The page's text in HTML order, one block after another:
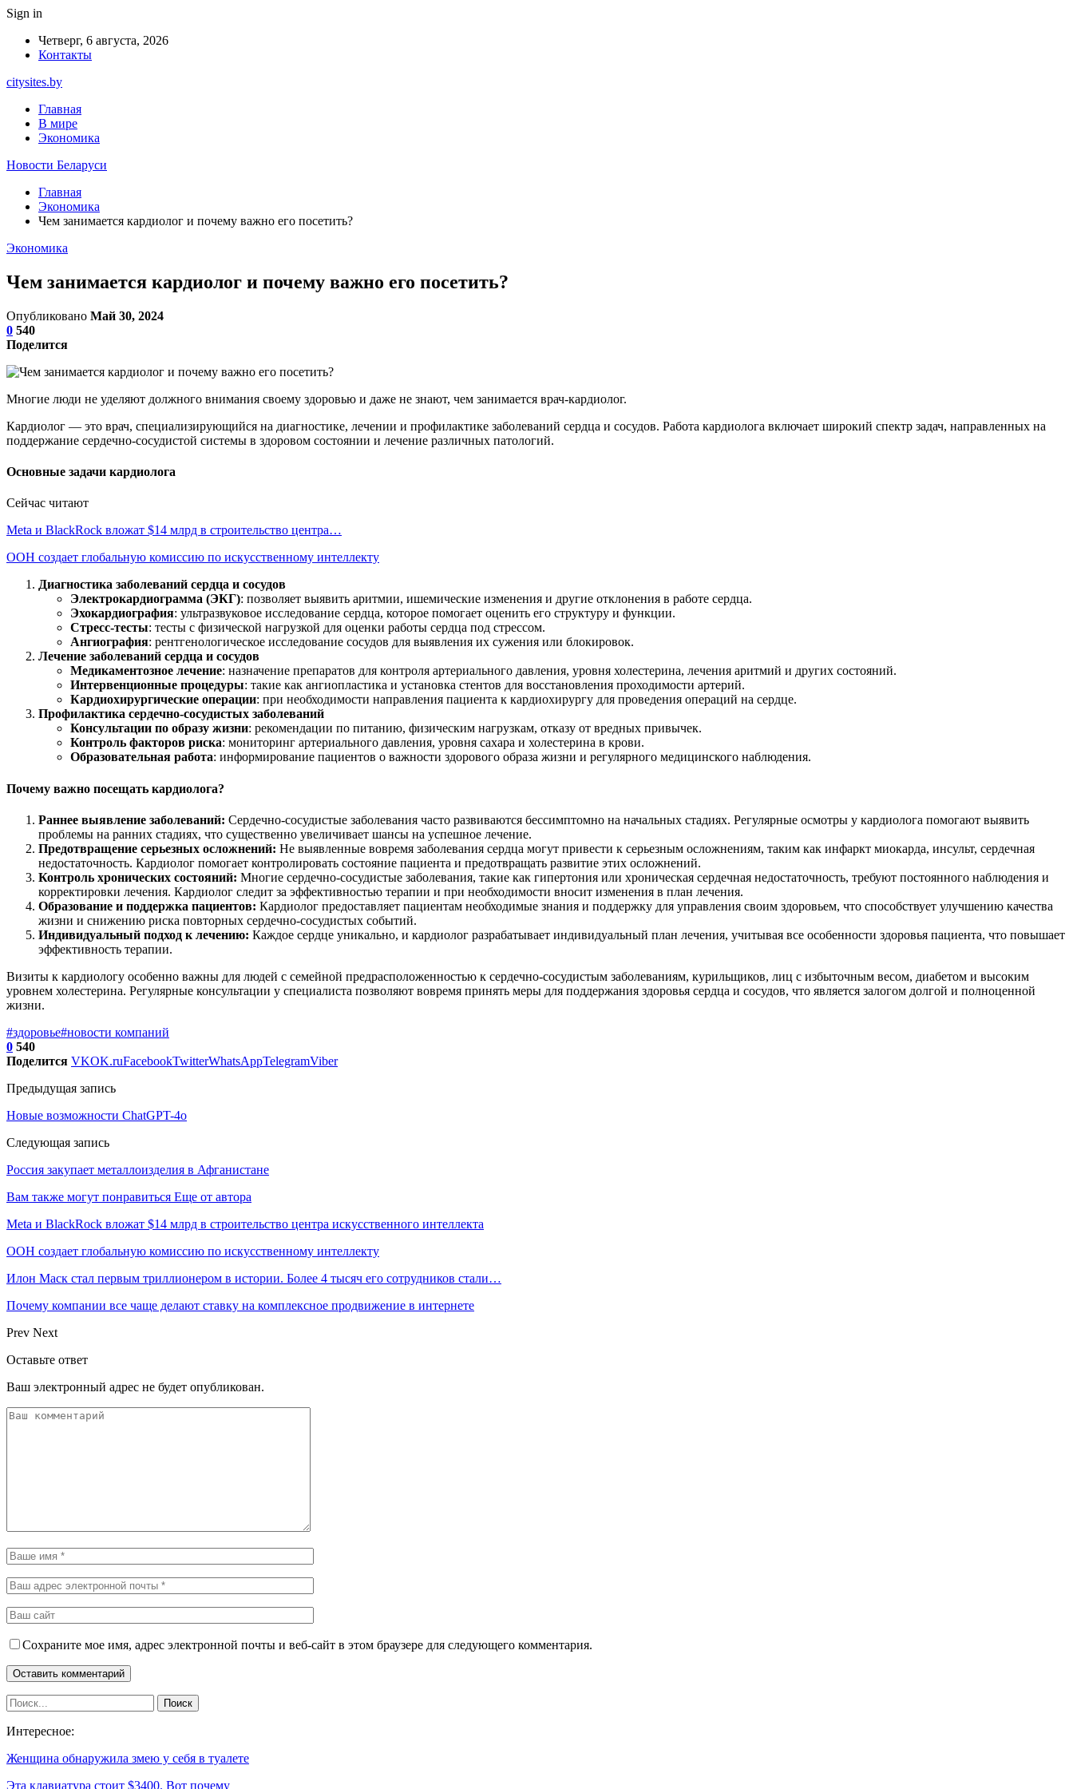
Sign in
Четверг, 6 августа, 2026
Контакты
citysites.by
Главная
В мире
Экономика
Новости Беларуси
Главная
Экономика
Чем занимается кардиолог и почему важно его посетить?
Экономика
Чем занимается кардиолог и почему важно его посетить?
Опубликовано Май 30, 2024
0 540
Поделится
Многие люди не уделяют должного внимания своему здоровью и даже не знают, чем занимается врач-кардиолог.
Кардиолог — это врач, специализирующийся на диагностике, лечении и профилактике заболеваний сердца и сосудов. Работа кардиолога включает широкий спектр задач, направленных на
поддержание сердечно-сосудистой системы в здоровом состоянии и лечение различных патологий.
Основные задачи кардиолога
Сейчас читают
Meta и BlackRock вложат $14 млрд в строительство центра…
ООН создает глобальную комиссию по искусственному интеллекту
Диагностика заболеваний сердца и сосудов
Электрокардиограмма (ЭКГ): позволяет выявить аритмии, ишемические изменения и другие отклонения в работе сердца.
Эхокардиография: ультразвуковое исследование сердца, которое помогает оценить его структуру и функции.
Стресс-тесты: тесты с физической нагрузкой для оценки работы сердца под стрессом.
Ангиография: рентгенологическое исследование сосудов для выявления их сужения или блокировок.
Лечение заболеваний сердца и сосудов
Медикаментозное лечение: назначение препаратов для контроля артериального давления, уровня холестерина, лечения аритмий и других состояний.
Интервенционные процедуры: такие как ангиопластика и установка стентов для восстановления проходимости артерий.
Кардиохирургические операции: при необходимости направления пациента к кардиохирургу для проведения операций на сердце.
Профилактика сердечно-сосудистых заболеваний
Консультации по образу жизни: рекомендации по питанию, физическим нагрузкам, отказу от вредных привычек.
Контроль факторов риска: мониторинг артериального давления, уровня сахара и холестерина в крови.
Образовательная работа: информирование пациентов о важности здорового образа жизни и регулярного медицинского наблюдения.
Почему важно посещать кардиолога?
Раннее выявление заболеваний: Сердечно-сосудистые заболевания часто развиваются бессимптомно на начальных стадиях. Регулярные осмотры у кардиолога помогают выявить
проблемы на ранних стадиях, что существенно увеличивает шансы на успешное лечение.
Предотвращение серьезных осложнений: Не выявленные вовремя заболевания сердца могут привести к серьезным осложнениям, таким как инфаркт миокарда, инсульт, сердечная
недостаточность. Кардиолог помогает контролировать состояние пациента и предотвращать развитие этих осложнений.
Контроль хронических состояний: Многие сердечно-сосудистые заболевания, такие как гипертония или хроническая сердечная недостаточность, требуют постоянного наблюдения и
корректировки лечения. Кардиолог следит за эффективностью терапии и при необходимости вносит изменения в план лечения.
Образование и поддержка пациентов: Кардиолог предоставляет пациентам необходимые знания и поддержку для управления своим здоровьем, что способствует улучшению качества
жизни и снижению риска повторных сердечно-сосудистых событий.
Индивидуальный подход к лечению: Каждое сердце уникально, и кардиолог разрабатывает индивидуальный план лечения, учитывая все особенности здоровья пациента, что повышает
эффективность терапии.
Визиты к кардиологу особенно важны для людей с семейной предрасположенностью к сердечно-сосудистым заболеваниям, курильщиков, лиц с избыточным весом, диабетом и высоким
уровнем холестерина. Регулярные консультации у специалиста позволяют вовремя принять меры для поддержания здоровья сердца и сосудов, что является залогом долгой и полноценной
жизни.
#здоровье#новости компаний
0 540
Поделится VKOK.ruFacebookTwitterWhatsAppTelegramViber
Предыдущая запись
Новые возможности ChatGPT-4o
Следующая запись
Россия закупает металлоизделия в Афганистане
Вам также могут понравиться Еще от автора
Meta и BlackRock вложат $14 млрд в строительство центра искусственного интеллекта
ООН создает глобальную комиссию по искусственному интеллекту
Илон Маск стал первым триллионером в истории. Более 4 тысяч его сотрудников стали…
Почему компании все чаще делают ставку на комплексное продвижение в интернете
Prev Next
Оставьте ответ
Ваш электронный адрес не будет опубликован.
Сохраните мое имя, адрес электронной почты и веб-сайт в этом браузере для следующего комментария.
Интересное:
Женщина обнаружила змею у себя в туалете
Эта клавиатура стоит $3400. Вот почему